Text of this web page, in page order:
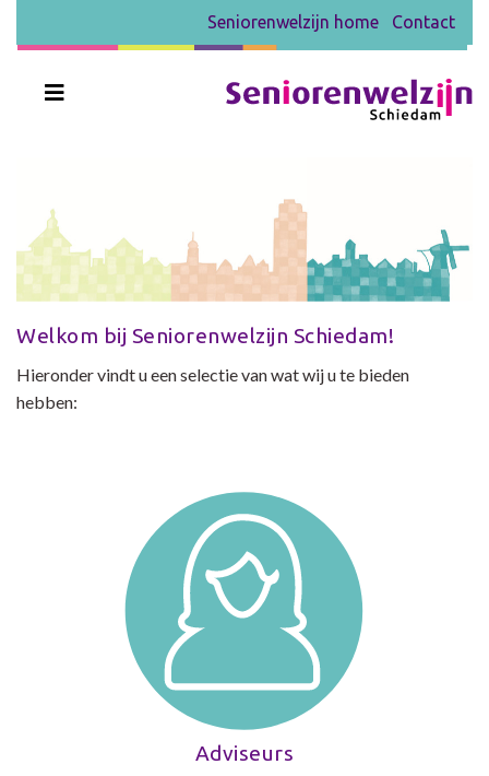
Seniorenwelzijn home Contact
Welkom bij Seniorenwelzijn Schiedam!
Hieronder vindt u een selectie van wat wij u te bieden
hebben:
Adviseurs